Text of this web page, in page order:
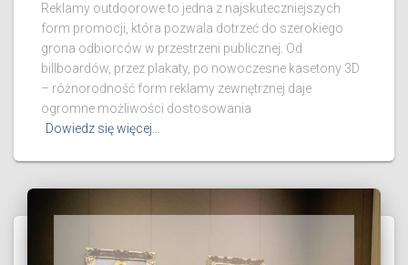
Reklamy outdoorowe to jedna z najskuteczniejszych
form promocji, która pozwala dotrzeć do szerokiego
grona odbiorców w przestrzeni publicznej. Od
billboardów, przez plakaty, po nowoczesne kasetony 3D
– różnorodność form reklamy zewnętrznej daje
ogromne możliwości dostosowania
Dowiedz się więcej…